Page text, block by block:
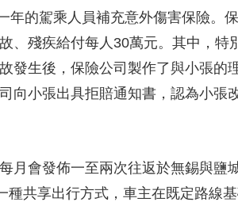
的駕乘人員補充意外傷害保險。
、殘疾給付每人30萬元。其中，特
發生後，保險公司製作了與小張的
向小張出具拒賠通知書，認為小張
會發佈一至兩次往返於無錫與鹽
共享出行方式，車主在既定路線